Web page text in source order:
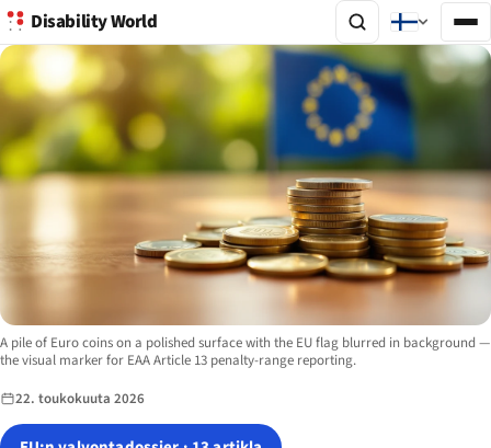
Disability World
Image description:
A pile of Euro coins on a polished surface with the EU flag blurred in background —
the visual marker for EAA Article 13 penalty-range reporting.
22. toukokuuta 2026